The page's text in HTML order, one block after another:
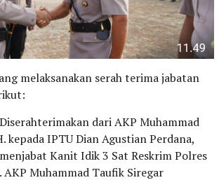
melaksanakan serah terima jabatan
dari AKP Muhammad
kepada IPTU Dian Agustian Perdana,
Kanit Idik 3 Sat Reskrim Polres
AKP Muhammad Taufik Siregar